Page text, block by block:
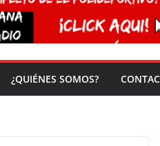
¿QUIÉNES SOMOS?